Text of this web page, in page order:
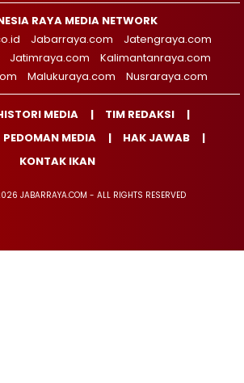
RAYA MEDIA NETWORK
Jabarraya.com
Jatengraya.com
Jatimraya.com
Kalimantanraya.com
Malukuraya.com Nusraraya.com
MEDIA
TIM REDAKSI
PEDOMAN MEDIA
HAK JAWAB
KONTAK IKAN
JABARRAYA.COM - ALL RIGHTS RESERVED